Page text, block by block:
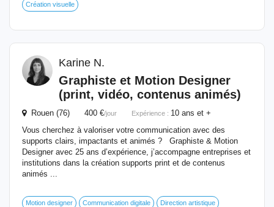
Création visuelle
Karine N.
Graphiste et Motion Designer
(print, vidéo, contenus animés)
Rouen (76) 400 €/jour Expérience : 10 ans et +
Vous cherchez à valoriser votre communication avec des
supports clairs, impactants et animés ? Graphiste & Motion
Designer avec 25 ans d’expérience, j’accompagne entreprises et
institutions dans la création supports print et de contenus
animés ...
Motion designer Communication digitale Direction artistique